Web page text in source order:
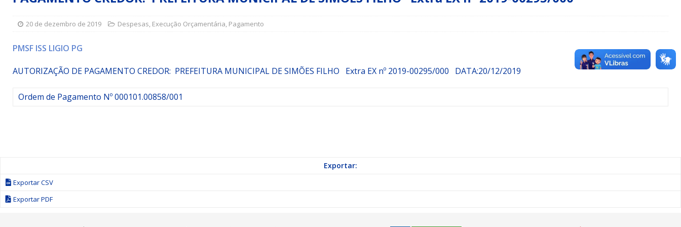
[ 15 de julho de 2026 ] Vereador Sérgio Glauber apresenta Indicação nº 088/2026 para pavimentação asfáltica em Mapele
DESTAQUE
20 de dezembro de 2019 Despesas, Execução Orçamentária, Pagamento
PMSF ISS LIGIO PG
AUTORIZAÇÃO DE PAGAMENTO CREDOR: PREFEITURA MUNICIPAL DE SIMÕES FILHO Extra EX nº 2019-00295/000 DATA:20/12/2019
Ordem de Pagamento Nº 000101.00858/001
Exportar:
Exportar CSV
Exportar PDF